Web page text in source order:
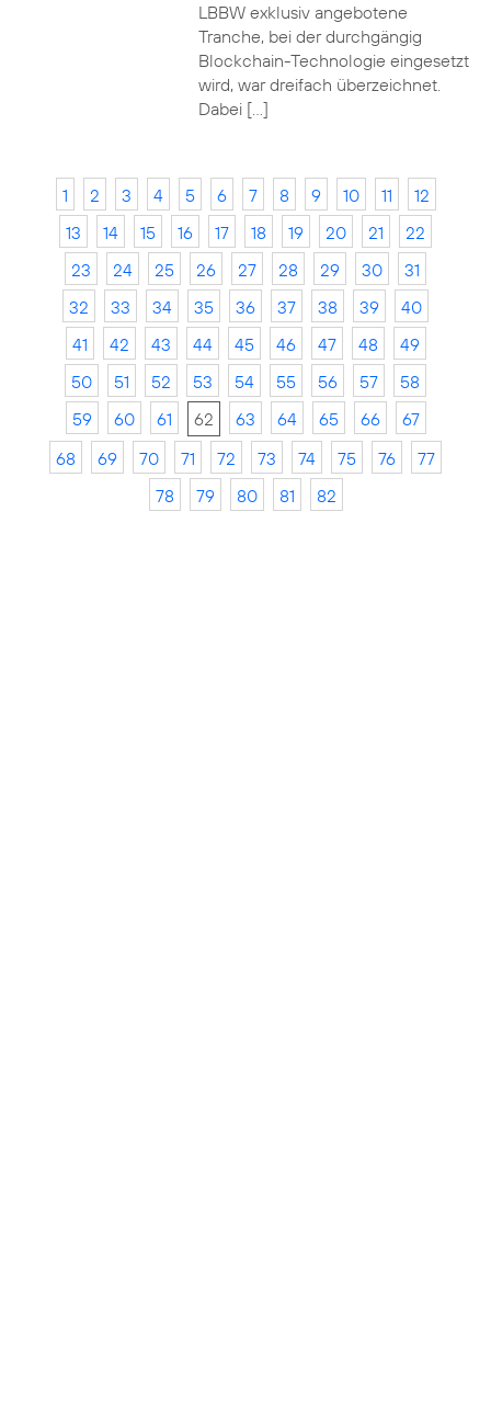
LBBW exklusiv angebotene
Tranche, bei der durchgängig
Blockchain-Technologie eingesetzt
wird, war dreifach überzeichnet.
Dabei […]
1 2 3 4 5 6 7 8 9 10 11
12
13
14 15 16 17 18 19 20 21
22
23
24 25 26 27 28 29 30
31
32
33 34 35 36 37 38 39
40
41
42 43 44 45 46 47 48
49
50
51 52 53 54 55 56 57
58
59
60 61 62 63 64 65 66
67
68
69 70 71 72 73 74 75 76
77
78
79 80 81 82